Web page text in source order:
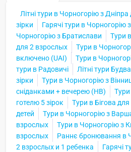
Літні тури в Чорногорію з Дніпра
зірки
Гарячі тури в Чорногорію
Чорногорію з Братислави
Тури
для 2 взрослых
Тури в
включено (UAI)
Тури в
тури в Радовичі
Літні тури
зірки
Тури в Чорногорію з
сніданками + вечерею (HB)
готелю 5 зірок
Тури в Бігова
детей
Тури в Чорногорію з
взрослых
Тури в Чорногорію з
взрослых
Раннє бронювання в
2 взрослых и 1 ребенка
Гарячі